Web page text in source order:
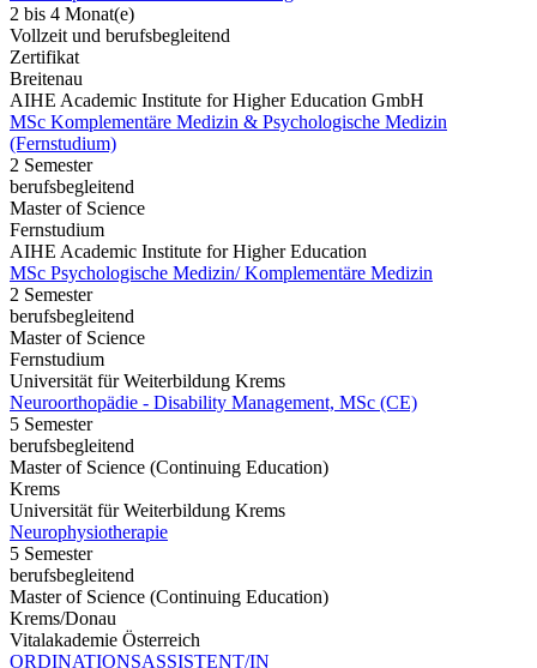
2 bis 4 Monat(e)
Vollzeit und berufsbegleitend
Zertifikat
Breitenau
AIHE Academic Institute for Higher Education GmbH
MSc Komplementäre Medizin & Psychologische Medizin
(Fernstudium)
2 Semester
berufsbegleitend
Master of Science
Fernstudium
AIHE Academic Institute for Higher Education
MSc Psychologische Medizin/ Komplementäre Medizin
2 Semester
berufsbegleitend
Master of Science
Fernstudium
Universität für Weiterbildung Krems
Neuroorthopädie - Disability Management, MSc (CE)
5 Semester
berufsbegleitend
Master of Science (Continuing Education)
Krems
Universität für Weiterbildung Krems
Neurophysiotherapie
5 Semester
berufsbegleitend
Master of Science (Continuing Education)
Krems/Donau
Vitalakademie Österreich
ORDINATIONSASSISTENT/IN